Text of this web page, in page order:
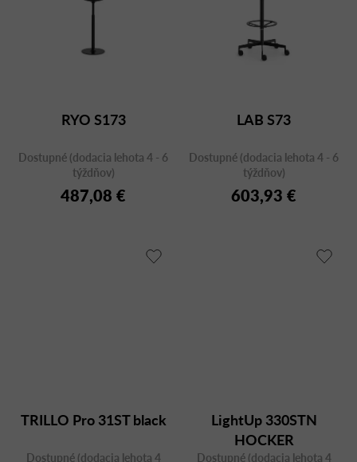
RYO S173
Dostupné (dodacia lehota 4 - 6
týždňov)
487,08 €
LAB S73
Dostupné (dodacia lehota 4 - 6
týždňov)
603,93 €
TRILLO Pro 31ST black
Dostupné (dodacia lehota 4
LightUp 330STN
HOCKER
Dostupné (dodacia lehota 4